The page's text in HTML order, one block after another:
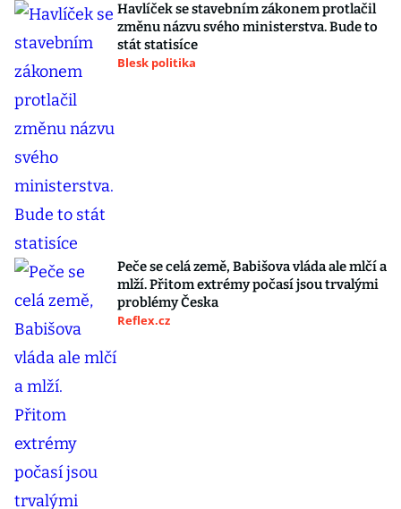
Havlíček se stavebním zákonem protlačil
změnu názvu svého ministerstva. Bude to
stát statisíce
Blesk politika
Peče se celá země, Babišova vláda ale mlčí a
mlží. Přitom extrémy počasí jsou trvalými
problémy Česka
Reflex.cz